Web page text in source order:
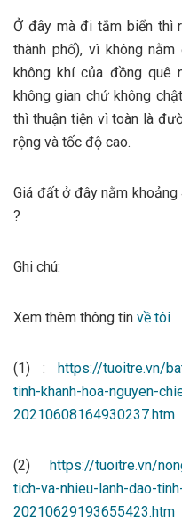
Ở đây mà đi tắm biển thì
thành phố), vì không
không khí của đồng quê
không gian chứ không
thì thuận tiện vì toàn là
rộng và tốc độ cao.
Giá đất ở đây nằm
?
Ghi chú:
Xem thêm thông tin về tôi
(1) : https://tuoitre.vn/
tinh-khanh-hoa-nguyen-
20210608164930237.htm
(2) https://tuoitre.vn/
tich-va-nhieu-lanh-dao-
20210629193655423.htm